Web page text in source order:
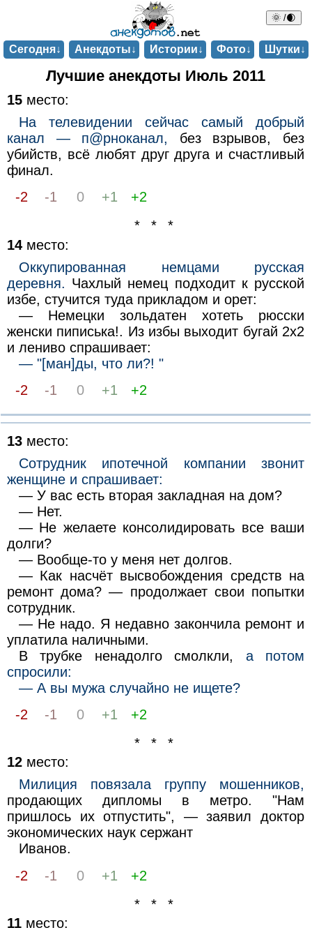
🌞 /🌒
Сегодня↓ Анекдоты↓ Истории↓ Фото↓ Шутки↓
Лучшие анекдоты Июль 2011
15место:
На телевидении сейчас самый добрый
канал — п@рноканал,
без взрывов, без
убийств, всё любят друг друга и счастливый
финал.
-2
-1 0 +1
+2
* * *
14место:
Оккупированная немцами русская
деревня. Чахлый немец подходит к русской
избе, стучится туда прикладом и орет:
— Немецки зольдатен хотеть рюсски
женски пиписька!. Из избы выходит бугай 2х2
и лениво спрашивает:
— "[ман]ды, что ли?! "
-2
-1 0 +1 +2
13место:
Сотрудник ипотечной компании звонит
женщине и спрашивает:
— У вас есть вторая закладная на дом?
— Нет.
— Не желаете консолидировать все ваши
долги?
— Вообще-то у меня нет долгов.
— Как насчёт высвобождения средств на
ремонт дома? — продолжает свои попытки
сотрудник.
— Не надо. Я недавно закончила ремонт и
уплатила наличными.
В трубке ненадолго смолкли, а потом
спросили:
— А вы мужа случайно не ищете?
-2
-1 0 +1
+2
* * *
12место:
Милиция повязала группу мошенников,
продающих дипломы в метро. "Нам
пришлось их отпустить", — заявил доктор
экономических наук сержант
Иванов.
-2
-1 0 +1
+2
* * *
11место: